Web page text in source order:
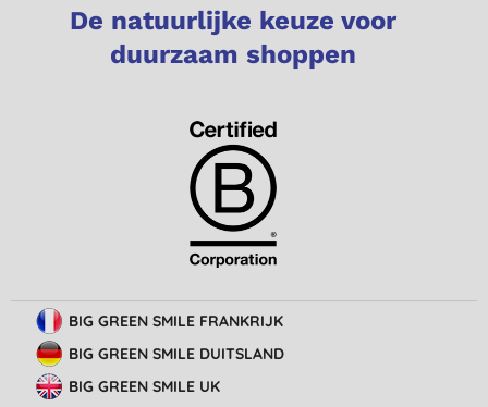
De natuurlijke keuze voor
duurzaam shoppen
BIG GREEN SMILE FRANKRIJK
BIG GREEN SMILE DUITSLAND
BIG GREEN SMILE UK